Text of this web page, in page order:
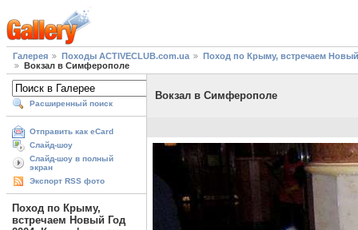
Галерея Походы ACTIVECLUB.com.ua
Поход по Крыму, встречаем
Вокзал в Симферополе
Расширенный поиск
Отправить как eCard
Слайд-шоу
Слайд-шоу в полный
экран
Экспорт RSS фото
Поход по Крыму,
встречаем Новый Год
Вокзал в Симферополе